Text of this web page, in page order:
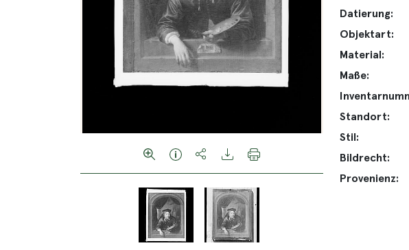
Datierung:
Objektart:
Material:
Maße:
Standort:
Stil:
Bildrecht:
Provenienz: